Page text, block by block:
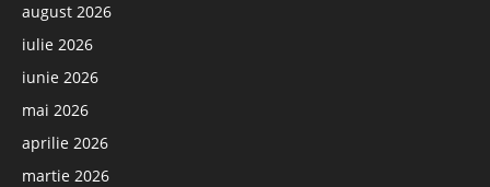
august 2026
iulie 2026
iunie 2026
mai 2026
aprilie 2026
martie 2026